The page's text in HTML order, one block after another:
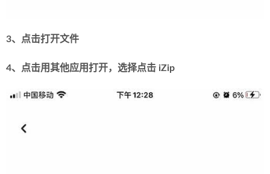
3、点击打开文件
4、点击用其他应用打开，选择点击 iZip